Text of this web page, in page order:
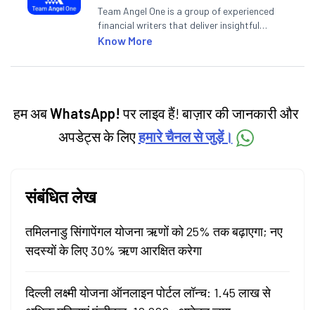
Team Angel One is a group of experienced
financial writers that deliver insightful
articles on the stock market, IPO, economy,
categories.
Know More
हम अबWhatsApp! पर लाइव हैं! बाज़ार की जानकारी और
अपडेट्स के लिएहमारे चैनल से जुड़ें।
संबंधित लेख
तमिलनाडु सिंगापेंगल योजना ऋणों को 25% तक बढ़ाएगा; नए
सदस्यों के लिए 30% ऋण आरक्षित करेगा
दिल्ली लक्ष्मी योजना ऑनलाइन पोर्टल लॉन्च: 1.45 लाख से